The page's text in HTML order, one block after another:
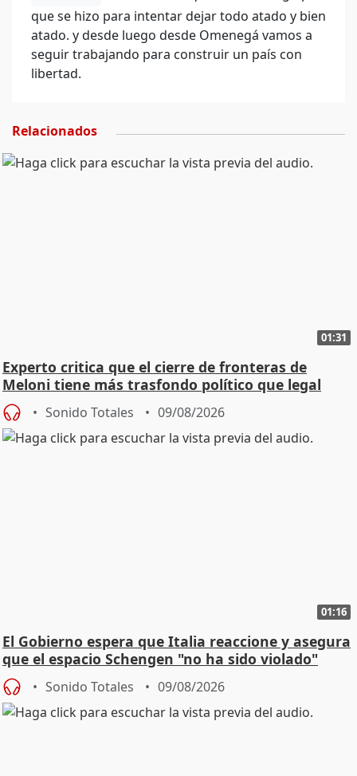
que se hizo para intentar dejar todo atado y bien
atado. y desde luego desde Omenegá vamos a
seguir trabajando para construir un país con
libertad.
Relacionados
01:31
Experto critica que el cierre de fronteras de
Meloni tiene más trasfondo político que legal
Sonido Totales 09/08/2026
01:16
El Gobierno espera que Italia reaccione y asegura
que el espacio Schengen "no ha sido violado"
Sonido Totales 09/08/2026